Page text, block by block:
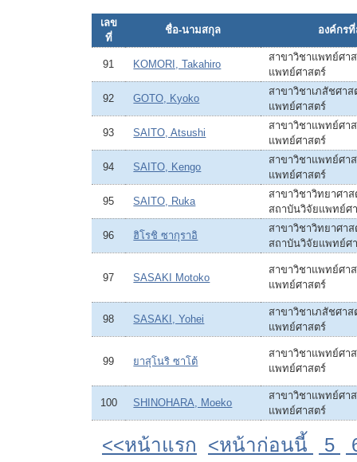
เลข
ที่
ชื่อ-นามสกุล องค์กร
91 KOMORI, Takahiro
สาขาวิชาแพทย์ศา
แพทย์ศาสตร์
92 GOTO, Kyoko
สาขาวิชาเภสัชศา
แพทย์ศาสตร์
93 SAITO, Atsushi
สาขาวิชาแพทย์ศา
แพทย์ศาสตร์
94 SAITO, Kengo
สาขาวิชาแพทย์ศา
แพทย์ศาสตร์
95 SAITO, Ruka
สาขาวิชาวิทยาศา
สถาบันวิจัยแพทย์ศ
96 ฮิโรชิ ซากุราอิ
สาขาวิชาวิทยาศา
สถาบันวิจัยแพทย์ศ
97 SASAKI Motoko
สาขาวิชาแพทย์ศา
แพทย์ศาสตร์
98 SASAKI, Yohei
สาขาวิชาเภสัชศา
แพทย์ศาสตร์
99 ยาสุโนริ ซาโต้
สาขาวิชาแพทย์ศา
แพทย์ศาสตร์
100 SHINOHARA, Moeko
สาขาวิชาแพทย์ศา
แพทย์ศาสตร์
<<หน้าแรก <หน้าก่อนนี้ 5